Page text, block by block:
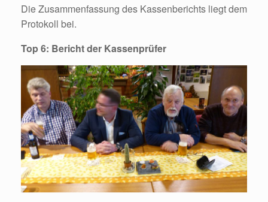
Die Zusammenfassung des Kassenberichts liegt dem
Protokoll bei.
Top 6: Bericht der Kassenprüfer